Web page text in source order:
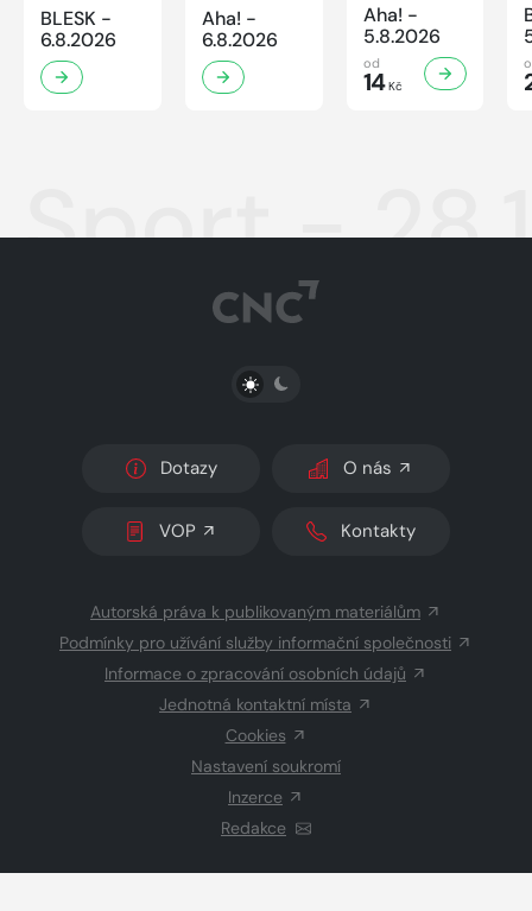
BLESK -
6.8.2026
Aha! -
6.8.2026
Aha! -
5.8.2026
od
14Kč
Sport -
PŘEPNOUT SVĚTLÝ/TMAVÝ REŽIM
Dotazy O nás
VOP Kontakty
Autorská práva k publikovaným materiálům
Podmínky pro užívání služby informační společnosti
Informace o zpracování osobních údajů
Jednotná kontaktní místa
Cookies
Nastavení soukromí
Inzerce
Redakce